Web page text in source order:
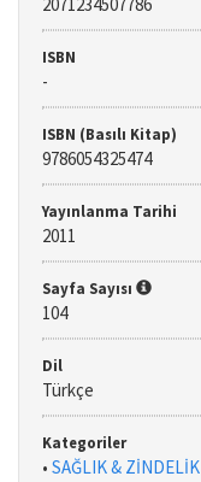
ISBN
-
ISBN (Basılı Kitap)
9786054325474
Yayınlanma Tarihi
2011
Sayfa Sayısı
104
Dil
Türkçe
Kategoriler
• SAĞLIK & ZİNDELİK